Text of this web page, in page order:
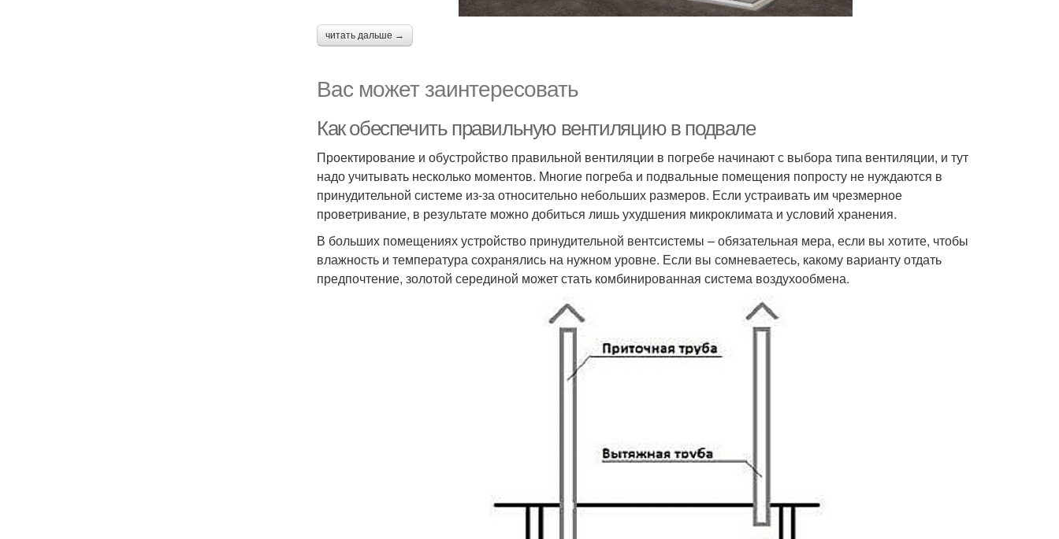
читать дальше →
Вас может заинтересовать
Как обеспечить правильную вентиляцию в подвале
Проектирование и обустройство правильной вентиляции в погребе начинают с выбора типа вентиляции, и тут
надо учитывать несколько моментов. Многие погреба и подвальные помещения попросту не нуждаются в
принудительной системе из-за относительно небольших размеров. Если устраивать им чрезмерное
проветривание, в результате можно добиться лишь ухудшения микроклимата и условий хранения.
В больших помещениях устройство принудительной вентсистемы – обязательная мера, если вы хотите, чтобы
влажность и температура сохранялись на нужном уровне. Если вы сомневаетесь, какому варианту отдать
предпочтение, золотой серединой может стать комбинированная система воздухообмена.